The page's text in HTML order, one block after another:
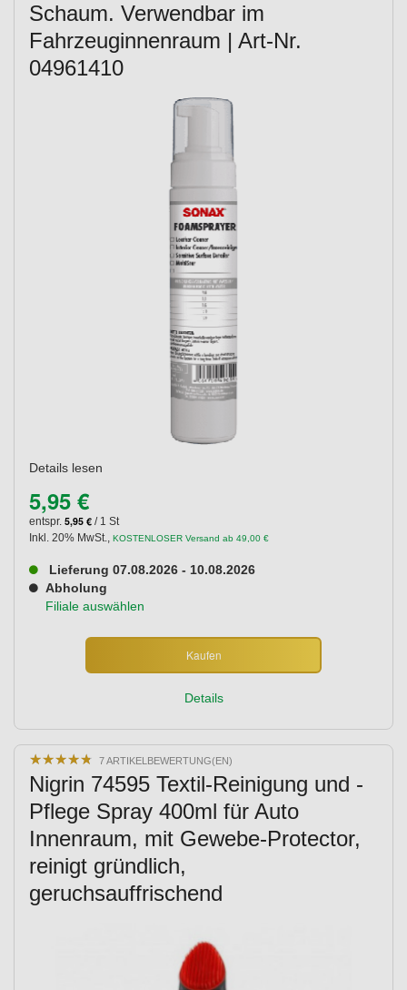
Schaum. Verwendbar im
Fahrzeuginnenraum | Art-Nr.
04961410
Details lesen
5,95 €
entspr. 5,95 € / 1 St
Inkl. 20% MwSt., KOSTENLOSER Versand ab 49,00 €
Lieferung 07.08.2026 - 10.08.2026
Abholung
Filiale auswählen
Kaufen
Details
★★★★★
★★★★★ 7 ARTIKELBEWERTUNG(EN)
Nigrin 74595 Textil-Reinigung und -
Pflege Spray 400ml für Auto
Innenraum, mit Gewebe-Protector,
reinigt gründlich,
geruchsauffrischend